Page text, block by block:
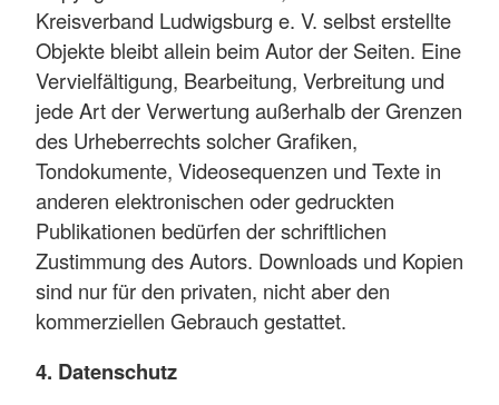
Kreisverband Ludwigsburg e. V. selbst erstellte
Objekte bleibt allein beim Autor der Seiten. Eine
Vervielfältigung, Bearbeitung, Verbreitung und
jede Art der Verwertung außerhalb der Grenzen
des Urheberrechts solcher Grafiken,
Tondokumente, Videosequenzen und Texte in
anderen elektronischen oder gedruckten
Publikationen bedürfen der schriftlichen
Zustimmung des Autors. Downloads und Kopien
sind nur für den privaten, nicht aber den
kommerziellen Gebrauch gestattet.
4. Datenschutz